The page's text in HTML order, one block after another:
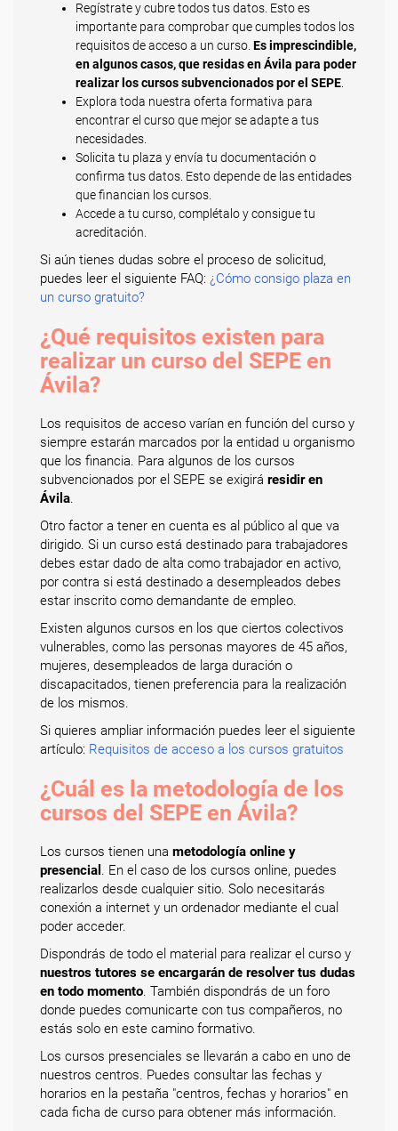
Regístrate y cubre todos tus datos. Esto es
importante para comprobar que cumples todos los
requisitos de acceso a un curso. Es imprescindible,
en algunos casos, que residas en Ávila para poder
realizar los cursos subvencionados por el SEPE
Explora toda nuestra oferta formativa para
encontrar el curso que mejor se adapte a tus
necesidades.
Solicita tu plaza y envía tu documentación o
confirma tus datos. Esto depende de las entidades
que financian los cursos.
Accede a tu curso, complétalo y consigue tu
acreditación.
Si aún tienes dudas sobre el proceso de solicitud,
puedes leer el siguiente FAQ: ¿Cómo consigo plaza en
un curso gratuito?
¿Qué requisitos existen para
realizar un curso del SEPE en
Ávila?
Los requisitos de acceso varían en función del curso y
siempre estarán marcados por la entidad u organismo
que los financia. Para algunos de los cursos
subvencionados por el SEPE se exigirá residir en
Ávila.
Otro factor a tener en cuenta es al público al que va
dirigido. Si un curso está destinado para trabajadores
debes estar dado de alta como trabajador en activo,
por contra si está destinado a desempleados debes
estar inscrito como demandante de empleo.
Existen algunos cursos en los que ciertos colectivos
vulnerables, como las personas mayores de 45 años,
mujeres, desempleados de larga duración o
discapacitados, tienen preferencia para la realización
de los mismos.
Si quieres ampliar información puedes leer el siguiente
artículo: Requisitos de acceso a los cursos gratuitos
¿Cuál es la metodología de los
cursos del SEPE en Ávila?
Los cursos tienen una metodología online y
presencial . En el caso de los cursos online, puedes
realizarlos desde cualquier sitio. Solo necesitarás
conexión a internet y un ordenador mediante el cual
poder acceder.
Dispondrás de todo el material para realizar el curso y
nuestros tutores se encargarán de resolver tus dudas
en todo momento. También dispondrás de un foro
donde puedes comunicarte con tus compañeros, no
estás solo en este camino formativo.
Los cursos presenciales se llevarán a cabo en uno de
nuestros centros. Puedes consultar las fechas y
horarios en la pestaña "centros, fechas y horarios" en
cada ficha de curso para obtener más información.